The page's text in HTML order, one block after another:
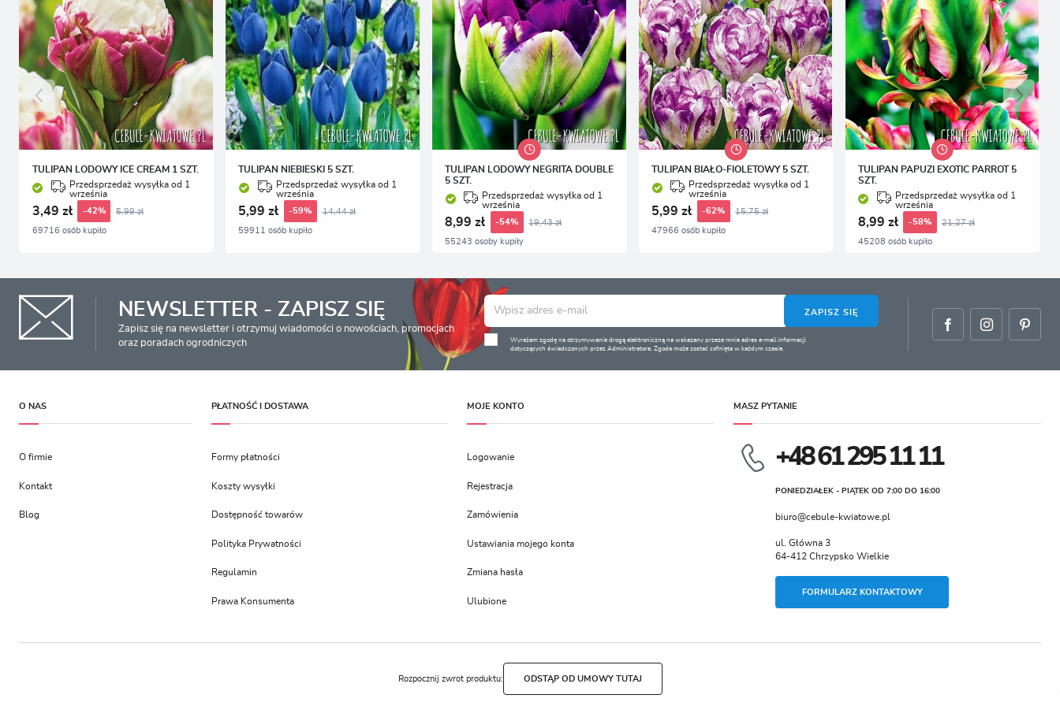
TULIPAN LODOWY ICE CREAM 1 SZT.
Przedsprzedaż wysyłka od 1
września
3,49 zł -42% 5,99 zł
69716 osób kupiło
TULIPAN NIEBIESKI 5 SZT.
Przedsprzedaż wysyłka od 1
września
5,99 zł -59% 14,44 zł
59911 osób kupiło
TULIPAN LODOWY NEGRITA DOUBLE
5 SZT.
Przedsprzedaż wysyłka od 1
września
8,99 zł -54% 19,43 zł
55243 osoby kupiły
TULIPAN BIAŁO-FIOLETOWY 5 SZT.
Przedsprzedaż wysyłka od 1
września
5,99 zł -62% 15,75 zł
47966 osób kupiło
TULIPAN PAPUZI EXOTIC PARROT 5
SZT.
Przedsprzedaż wysyłka od 1
września
8,99 zł -58% 21,27 zł
45208 osób kupiło
NEWSLETTER - ZAPISZ SIĘ
Zapisz się na newsletter i otrzymuj wiadomości o nowościach, promocjach
oraz poradach ogrodniczych
ZAPISZ SIĘ
Wyrażam zgodę na otrzymywanie drogą elektroniczną na wskazany przeze mnie adres e-mail informacji
dotyczących świadczonych przez Administratora. Zgoda może zostać cofnięta w każdym czasie.
O NAS
O firmie
Kontakt
Blog
PŁATNOŚĆ I DOSTAWA
Formy płatności
Koszty wysyłki
Dostępność towarów
Polityka Prywatności
Regulamin
Prawa Konsumenta
MOJE KONTO
Logowanie
Rejestracja
Zamówienia
Ustawiania mojego konta
Zmiana hasła
Ulubione
MASZ PYTANIE
+48 61 295 11 11
PONIEDZIAŁEK - PIĄTEK OD 7:00 DO 16:00
biuro@cebule-kwiatowe.pl
ul. Główna 3
64-412 Chrzypsko Wielkie
FORMULARZ KONTAKTOWY
Rozpocznij zwrot produktu: ODSTĄP OD UMOWY TUTAJ